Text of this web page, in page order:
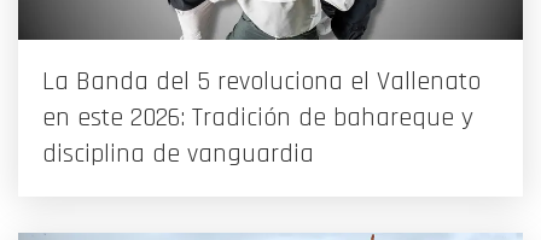
La Banda del 5 revoluciona el Vallenato
en este 2026: Tradición de bahareque y
disciplina de vanguardia